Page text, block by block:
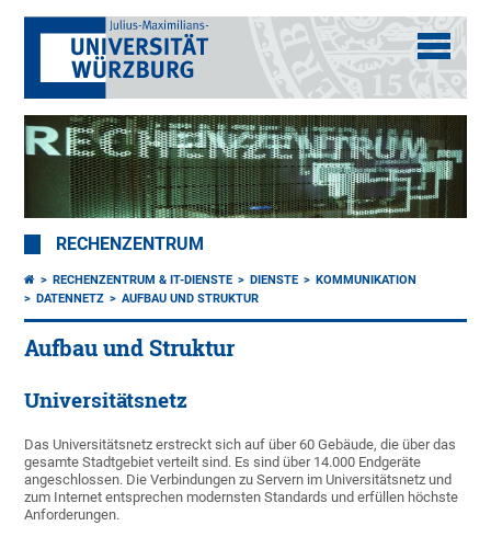
RECHENZENTRUM
RECHENZENTRUM & IT-DIENSTE DIENSTE
KOMMUNIKATION
DATENNETZ
AUFBAU UND STRUKTUR
Aufbau und Struktur
Universitätsnetz
Das Universitätsnetz erstreckt sich auf über 60 Gebäude, die über das
gesamte Stadtgebiet verteilt sind. Es sind über 14.000 Endgeräte
angeschlossen. Die Verbindungen zu Servern im Universitätsnetz und
zum Internet entsprechen modernsten Standards und erfüllen höchste
Anforderungen.